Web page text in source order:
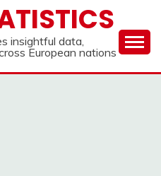
insightful data,
European nations